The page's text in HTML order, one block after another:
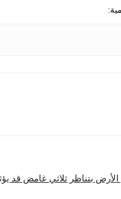
الأرض بتناظر ثلاثي غامض قد